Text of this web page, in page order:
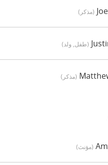
(مذكر)
(طفل, ولد)
(مذكر)
(مؤنث)